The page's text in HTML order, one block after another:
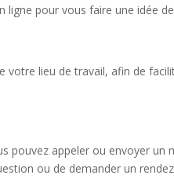
ligne pour vous faire une idée
votre lieu de travail, afin de
pouvez appeler ou envoyer un
ou de demander un